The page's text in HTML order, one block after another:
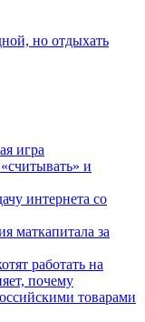
но отдыхать
игра
и
интернета со
маткапитала за
работать на
почему
товарами